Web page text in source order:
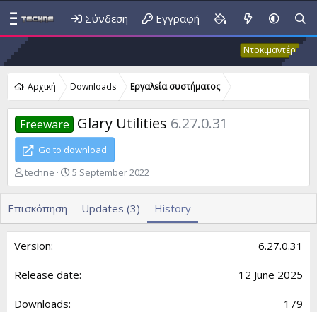
Σύνδεση Εγγραφή
Ντοκιμαντέρ
Αρχική Downloads Εργαλεία συστήματος
Freeware Glary Utilities 6.27.0.31
Go to download
A
u
h
o
r
techne
C
r
t
i
d
5 September 2022
Επισκόπηση Updates (3) History
6.27.0.31
12 June 2025
179